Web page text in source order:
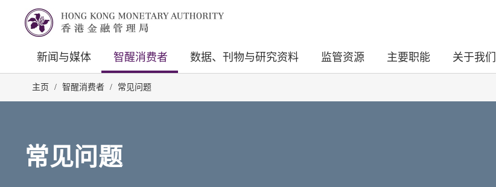
新闻与媒体 智醒消费者 数据、刊物与研究资料 监管资源 主要职能 关于我们
主页 / 智醒消费者 / 常见问题
常见问题